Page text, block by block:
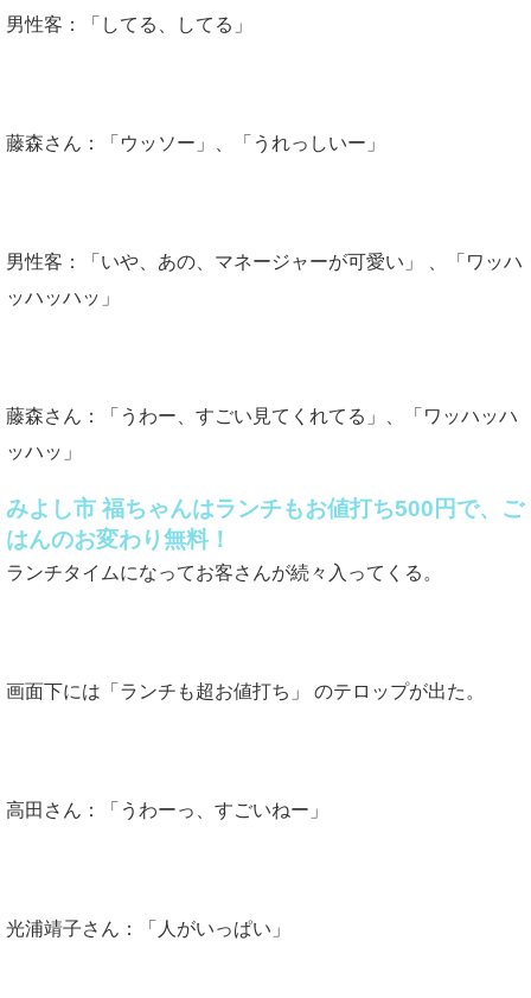
男性客：「してる、してる」
藤森さん：「ウッソー」、「うれっしいー」
男性客：「いや、あの、マネージャーが可愛い」 、「ワッハ
ッハッハッ」
藤森さん：「うわー、すごい見てくれてる」、「ワッハッハ
ッハッ」
みよし市 福ちゃんはランチもお値打ち500円で、ご
はんのお変わり無料！
ランチタイムになってお客さんが続々入ってくる。
画面下には「ランチも超お値打ち」 のテロップが出た。
高田さん：「うわーっ、すごいねー」
光浦靖子さん：「人がいっぱい」